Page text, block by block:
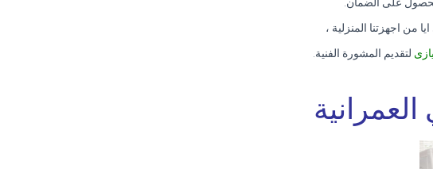
اجهزتنا المنزلية ،
لتقديم المشورة الفنية.